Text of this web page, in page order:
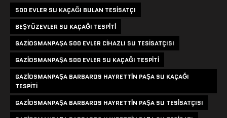
500 EVLER SU KAÇAĞI BULAN TESISATÇI
BEŞYÜZEVLER SU KAÇAĞI TESPITI
GAZIOSMANPAŞA 500 EVLER CIHAZLI SU TESISATÇISI
GAZIOSMANPAŞA 500 EVLER SU KAÇAĞI TESPITI
GAZIOSMANPAŞA BARBAROS HAYRETTIN PAŞA SU KAÇAĞI
TESPITI
GAZIOSMANPAŞA BARBAROS HAYRETTIN PAŞA SU TESISATÇISI